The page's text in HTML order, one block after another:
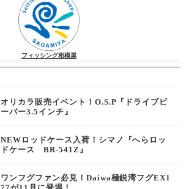
フィッシング相模屋
オリカラ販売イベント！O.S.P『ドライブビ
ーバー3.5インチ』
NEWロッドケース入荷！シマノ『へらロッ
ドケース BR-541Z』
ワンフグファン必見！Daiwa極鋭湾フグEX1